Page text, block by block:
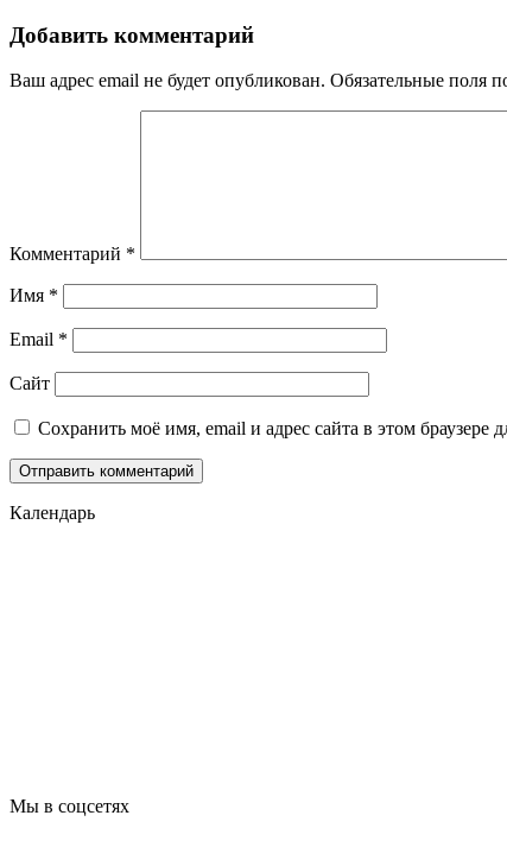
Добавить комментарий
Ваш адрес email не будет опубликован. Обязательные поля
Комментарий *
Имя *
Email *
Сайт
Сохранить моё имя, email и адрес сайта в этом
Календарь
Мы в соцсетях